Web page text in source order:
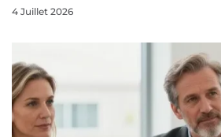
4 Juillet 2026